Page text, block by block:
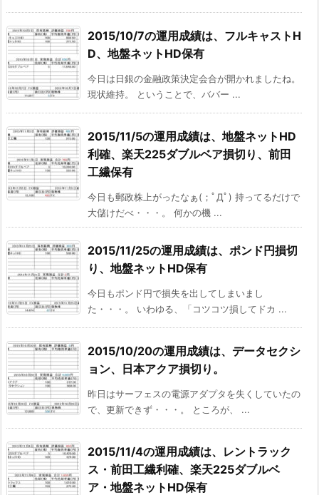
2015/10/7の運用成績は、フルキャストH
D、地盤ネットHD保有
今日は日銀の金融政策決定会合が開かれましたね。
現状維持。 ということで、ババー ...
2015/11/5の運用成績は、地盤ネットHD
利確、楽天225ダブルベア損切り、前田
工繊保有
今日も郵政株上がったなぁ(；ﾟДﾟ) 持ってるだけで
大儲けだべ・・・。 何かの機 ...
2015/11/25の運用成績は、ポンド円損切
り、地盤ネットHD保有
今日もポンド円で損失を出してしまいまし
た・・・。 いわゆる、「コツコツ損してドカ ...
2015/10/20の運用成績は、データセクシ
ョン、日本アクア損切り。
昨日はサーフェスの電源アダプタを失くしていたの
で、更新できず・・・。 ところが、 ...
2015/11/4の運用成績は、レントラック
ス・前田工繊利確、楽天225ダブルベ
ア・地盤ネットHD保有